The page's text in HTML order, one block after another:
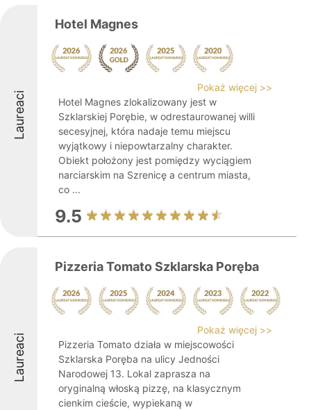
Laureaci
Hotel Magnes
Pokaż więcej >>
Hotel Magnes zlokalizowany jest w
Szklarskiej Porębie, w odrestaurowanej willi
secesyjnej, która nadaje temu miejscu
wyjątkowy i niepowtarzalny charakter.
Obiekt położony jest pomiędzy wyciągiem
narciarskim na Szrenicę a centrum miasta,
co ...
9.5
Laureaci
Pizzeria Tomato Szklarska Poręba
Pokaż więcej >>
Pizzeria Tomato działa w miejscowości
Szklarska Poręba na ulicy Jedności
Narodowej 13. Lokal zaprasza na
oryginalną włoską pizzę, na klasycznym
cienkim cieście, wypiekaną w